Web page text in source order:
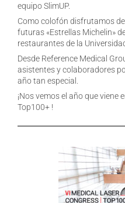
equipo SlimUP.
Como colofón disfrutamos
futuras «Estrellas Michelin»
restaurantes de la
Desde Reference Medical
asistentes y colaboradores
año tan especial.
¡Nos vemos el año que viene
Top100+ !